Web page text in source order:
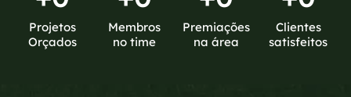
Projetos
Orçados
Membros
no time
Premiações
na área
Clientes
satisfeitos